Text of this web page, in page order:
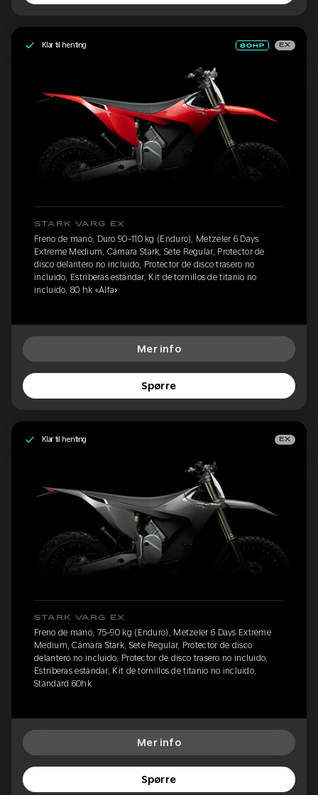
Klar til henting EX
STARK VARG EX
Freno de mano, Duro 90-110 kg (Enduro), Metzeler 6 Days
Extreme Medium, Cámara Stark, Sete Regular, Protector de
disco delantero no incluido, Protector de disco trasero no
incluido, Estriberas estándar, Kit de tornillos de titanio no
incluido, 80 hk «Alfa»
Mer info
Spørre
Klar til henting EX
STARK VARG EX
Freno de mano, 75-90 kg (Enduro), Metzeler 6 Days Extreme
Medium, Cámara Stark, Sete Regular, Protector de disco
delantero no incluido, Protector de disco trasero no incluido,
Estriberas estándar, Kit de tornillos de titanio no incluido,
Standard 60hk
Mer info
Spørre